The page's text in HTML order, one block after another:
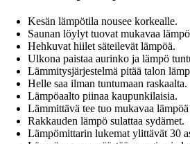
Kesän lämpötila nousee korkealle.
Saunan löylyt tuovat mukavaa
Hehkuvat hiilet säteilevät lämpöä.
Ulkona paistaa aurinko ja lämpö
Lämmitysjärjestelmä pitää talon
Helle saa ilman tuntumaan raskaalta.
Lämpöaalto piinaa kaupunkilaisia.
Lämmittävä tee tuo mukavaa lämpöä
Rakkauden lämpö sulattaa sydämet.
Lämpömittarin lukemat ylittävät 30